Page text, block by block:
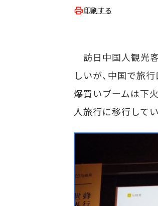
印刷する
訪日中国人観光
しいが、中国で旅
爆買いブームは下
人旅行に移行して